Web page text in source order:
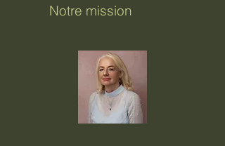
Notre mission